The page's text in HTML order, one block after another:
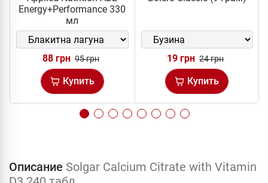
Energy+Performance 330
мл
88 грн 95 грн
Купить
19 грн 24 грн
Купить
Описание Solgar Calcium Citrate with Vitamin